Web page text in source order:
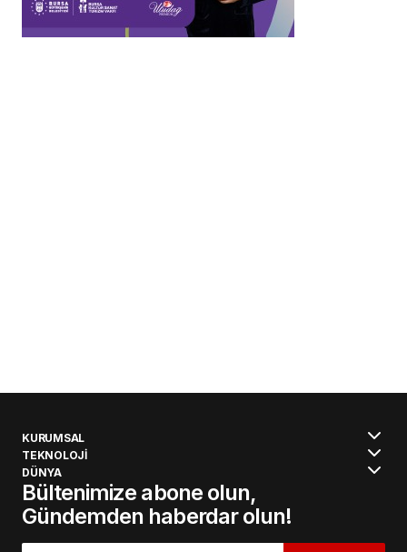
KURUMSAL
TEKNOLOJİ
DÜNYA
Bültenimize abone olun,
Gündemden haberdar olun!